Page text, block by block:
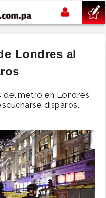
Londres al
del metro en Londres
disparos.